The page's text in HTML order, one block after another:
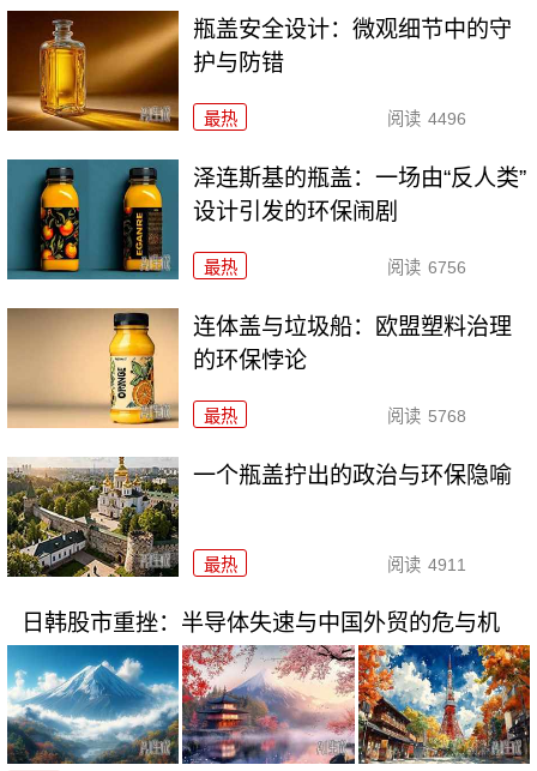
瓶盖安全设计：微观细节中的守
护与防错
最热 阅读 4496
泽连斯基的瓶盖：一场由“反人类”
设计引发的环保闹剧
最热 阅读 6756
连体盖与垃圾船：欧盟塑料治理
的环保悖论
最热 阅读 5768
一个瓶盖拧出的政治与环保隐喻
最热 阅读 4911
日韩股市重挫：半导体失速与中国外贸的危与机